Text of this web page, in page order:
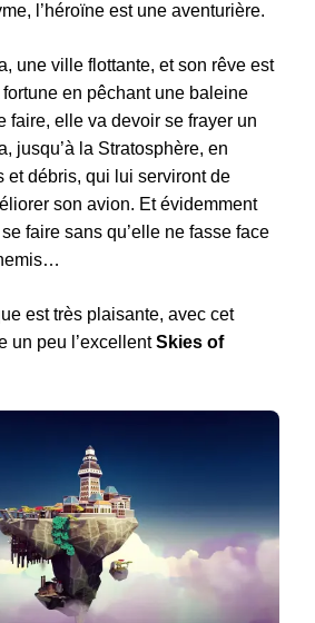
l’héroïne est une aventurière.
une ville flottante, et son rêve est
fortune en pêchant une baleine
faire, elle va devoir se frayer un
jusqu’à la Stratosphère, en
et débris, qui lui serviront de
son avion. Et évidemment
faire sans qu’elle ne fasse face
est très plaisante, avec cet
un peu l’excellentSkies of